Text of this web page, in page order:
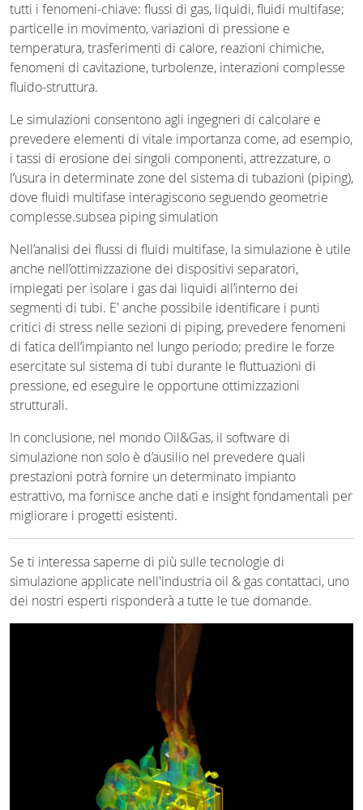
tutti i fenomeni-chiave: flussi di gas, liquidi, fluidi multifase;
particelle in movimento, variazioni di pressione e
temperatura, trasferimenti di calore, reazioni chimiche,
fenomeni di cavitazione, turbolenze, interazioni complesse
fluido-struttura.
Le simulazioni consentono agli ingegneri di calcolare e
prevedere elementi di vitale importanza come, ad esempio,
i tassi di erosione dei singoli componenti, attrezzature, o
l’usura in determinate zone del sistema di tubazioni (piping),
dove fluidi multifase interagiscono seguendo geometrie
complesse.subsea piping simulation
Nell’analisi dei flussi di fluidi multifase, la simulazione è utile
anche nell’ottimizzazione dei dispositivi separatori,
impiegati per isolare i gas dai liquidi all’interno dei
segmenti di tubi. E' anche possibile identificare i punti
critici di stress nelle sezioni di piping, prevedere fenomeni
di fatica dell’impianto nel lungo periodo; predire le forze
esercitate sul sistema di tubi durante le fluttuazioni di
pressione, ed eseguire le opportune ottimizzazioni
strutturali.
In conclusione, nel mondo Oil&Gas, il software di
simulazione non solo è d’ausilio nel prevedere quali
prestazioni potrà fornire un determinato impianto
estrattivo, ma fornisce anche dati e insight fondamentali per
migliorare i progetti esistenti.
Se ti interessa saperne di più sulle tecnologie di
simulazione applicate nell'industria oil & gas contattaci, uno
dei nostri esperti risponderà a tutte le tue domande.